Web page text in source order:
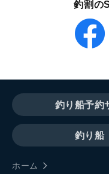
釣割の
釣り船予約
釣り船
ホーム